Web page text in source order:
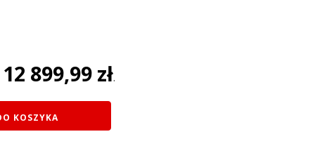
12 899,99 zł.
KOSZYKA